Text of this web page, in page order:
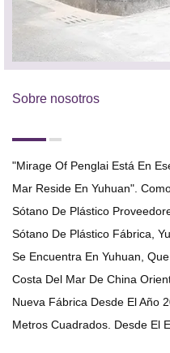
Sobre nosotros
"Mirage Of Penglai Está En
Mar Reside En Yuhuan".
Sótano De Plástico
Sótano De Plástico Fábrica ,
Se Encuentra En Yuhuan,
Costa Del Mar De China
Nueva Fábrica Desde El Año
Metros Cuadrados. Desde El